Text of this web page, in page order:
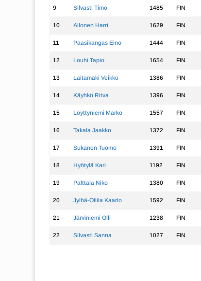
9 Silvasti Timo 1485 FIN
10 Allonen Harri 1629 FIN
11 Paasikangas Eino 1444 FIN
12 Louhi Tapio 1654 FIN
13 Laitamäki Veikko 1386 FIN
14 Käyhkö Ritva 1396 FIN
15 Löyttyniemi Marko 1557 FIN
16 Takala Jaakko 1372 FIN
17 Sukanen Tuomo 1391 FIN
18 Hyötylä Kari 1192 FIN
19 Palttala Niko 1380 FIN
20 Jylhä-Ollila Kaarlo 1592 FIN
21 Järviniemi Olli 1238 FIN
22 Silvasti Sanna 1027 FIN